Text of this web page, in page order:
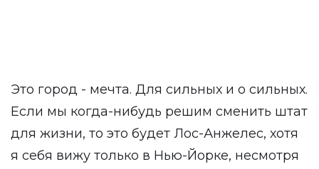
Это город - мечта. Для сильных и о сильных.
Если мы когда-нибудь решим сменить штат
для жизни, то это будет Лос-Анжелес, хотя
я себя вижу только в Нью-Йорке, несмотря